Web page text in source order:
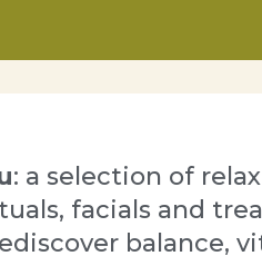
: a selection of
facials and
balance,